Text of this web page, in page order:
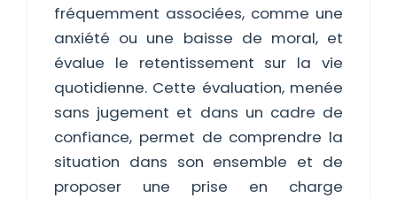
fréquemment associées, comme une
anxiété ou une baisse de moral, et
évalue le retentissement sur la vie
quotidienne. Cette évaluation, menée
sans jugement et dans un cadre de
confiance, permet de comprendre la
situation dans son ensemble et de
proposer une prise en charge